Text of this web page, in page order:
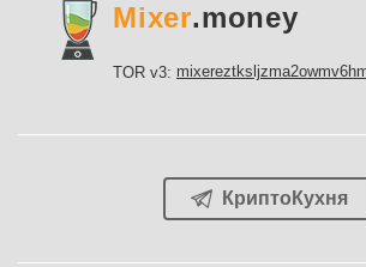
Mixer.money
TOR v3:
КриптоКухня